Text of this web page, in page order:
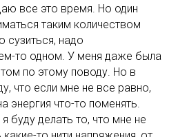
все это время. Но один
таким количеством
сузиться, надо
то одном. У меня даже была
по этому поводу. Но в
что если мне не все равно,
энергия что-то поменять.
буду делать то, что мне не